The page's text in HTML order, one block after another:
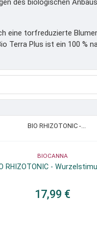
eine torfreduzierte
Terra Plus ist ein 100 %
BIOCANNA
RHIZOTONIC -
17,99 €